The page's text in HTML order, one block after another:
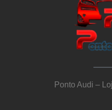
Ponto Audi –